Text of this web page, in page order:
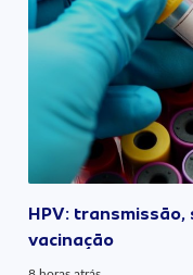
HPV:
vacinação